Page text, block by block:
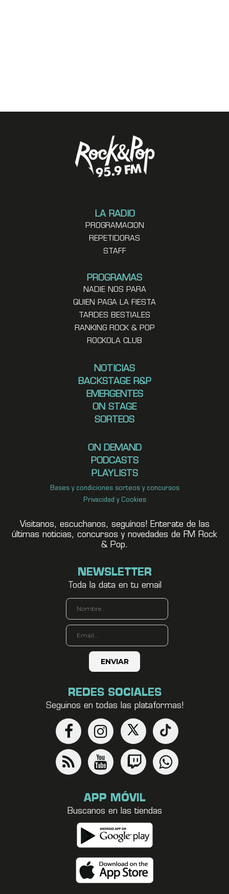
LA RADIO
PROGRAMACION
REPETIDORAS
STAFF
PROGRAMAS
NADIE NOS PARA
QUIEN PAGA LA FIESTA
TARDES BESTIALES
RANKING ROCK & POP
ROCKOLA CLUB
NOTICIAS
BACKSTAGE R&P
EMERGENTES
ON STAGE
SORTEOS
ON DEMAND
PODCASTS
PLAYLISTS
Bases y condiciones sorteos y concursos
Privacidad y Cookies
Visitanos, escuchanos, seguínos! Enterate de las
últimas noticias, concursos y novedades de FM Rock
& Pop.
NEWSLETTER
Toda la data en tu email
REDES SOCIALES
Seguinos en todas las plataformas!
APP MÓVIL
Buscanos en las tiendas